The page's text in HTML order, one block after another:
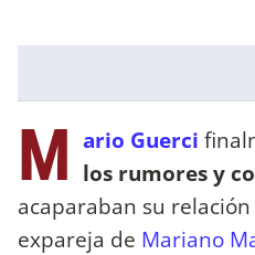
M ario Guerci
los rumores y
acaparaban su relación
expareja de Mariano